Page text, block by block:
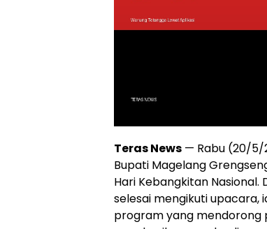
Teras News — Rabu (20/5/
Bupati Magelang
Hari Kebangkitan
selesai mengikuti upacara,
program yang mendorong